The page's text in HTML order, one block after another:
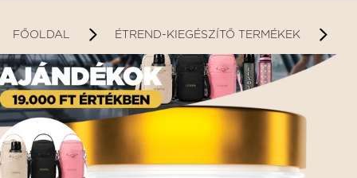
FŐOLDAL ÉTREND-KIEGÉSZÍTŐ TERMÉKEK